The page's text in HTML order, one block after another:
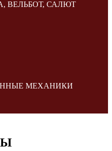
ВЕЛЬБОТ, САЛЮТ
МЕХАНИКИ